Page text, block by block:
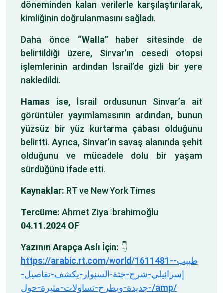
döneminden kalan verilerle karşılaştırılarak,
kimliğinin doğrulanmasını sağladı.
Daha önce “Walla”haber sitesinde de
belirtildiği üzere, Sinvar’ın cesedi otopsi
işlemlerinin ardından İsrail’de gizli bir yere
nakledildi.
Hamas ise, İsrail ordusunun Sinvar’a ait
görüntüler yayımlamasının ardından, bunun
yüzsüz bir yüz kurtarma çabası olduğunu
belirtti. Ayrıca, Sinvar’ın savaş alanında şehit
olduğunu ve mücadele dolu bir yaşam
sürdüğünü ifade etti.
Kaynaklar: RT ve New York Times
Tercüme: Ahmet Ziya İbrahimoğlu
04.11.2024 OF
Yazının Arapça Aslı İçin: 👇
https://arabic.rt.com/world/1611481-طبيب-
إسرائيلي-شرح-جثة-السنوار-يكشف-تفاصيل-
جديدة-ويطرح-تساولات-مثيرة-حول-/amp/